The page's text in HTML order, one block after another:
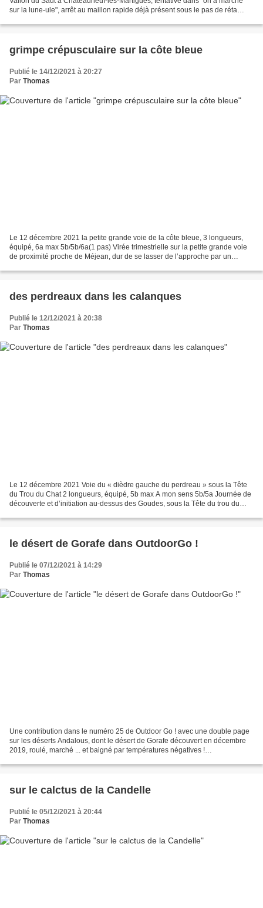
sur la lune-ule", arrêt au maillon rapide déjà présent sous le pas de réta
grimpe crépusculaire sur la côte bleue
Publié le 14/12/2021 à 20:27
Par Thomas
Le 12 décembre 2021 la petite grande voie de la côte bleue, 3 longueurs,
équipé, 6a max 5b/5b/6a(1 pas) Virée trimestrielle sur la petite grande voie
de proximité proche de Méjean, dur de se lasser de l’approche par un
des perdreaux dans les calanques
Publié le 12/12/2021 à 20:38
Par Thomas
Le 12 décembre 2021 Voie du « dièdre gauche du perdreau » sous la Tête
du Trou du Chat 2 longueurs, équipé, 5b max A mon sens 5b/5a Journée de
découverte et d’initiation au-dessus des Goudes, sous la Tête du trou du
le désert de Gorafe dans OutdoorGo !
Publié le 07/12/2021 à 14:29
Par Thomas
Une contribution dans le numéro 25 de Outdoor Go ! avec une double page
sur les déserts Andalous, dont le désert de Gorafe découvert en décembre
2019, roulé, marché ... et baigné par températures négatives !
sur le calctus de la Candelle
Publié le 05/12/2021 à 20:44
Par Thomas